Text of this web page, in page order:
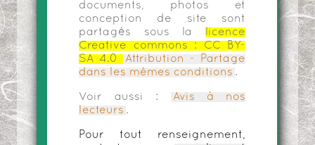
documents, photos et
conception de site sont
partagés sous la
licence
Creative commons :
CC BY-
SA 4.0
Attribution - Partage
dans les mêmes conditions .
Voir aussi :
Avis à nos
lecteurs .
Pour tout renseignement,